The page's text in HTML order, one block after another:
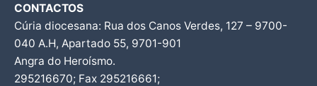
CONTACTOS
Cúria diocesana: Rua dos Canos Verdes, 127 – 9700-
040 A.H, Apartado 55, 9701-901
Angra do Heroísmo.
295216670; Fax 295216661;